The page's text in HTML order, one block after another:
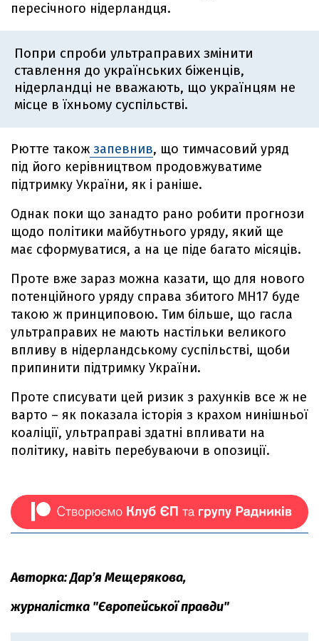
пересічного нідерландця.
Попри спроби ультраправих змінити
ставлення до українських біженців,
нідерландці не вважають, що українцям не
місце в їхньому суспільстві.
Рютте також запевнив, що тимчасовий уряд
під його керівництвом продовжуватиме
підтримку України, як і раніше.
Однак поки що занадто рано робити прогнози
щодо політики майбутнього уряду, який ще
має сформуватися, а на це піде багато місяців.
Проте вже зараз можна казати, що для нового
потенційного уряду справа збитого MH17 буде
такою ж принциповою. Тим більше, що гасла
ультраправих не мають настільки великого
впливу в нідерландському суспільстві, щоби
припинити підтримку України.
Проте списувати цей ризик з рахунків все ж не
варто – як показала історія з крахом нинішньої
коаліції, ультраправі здатні впливати на
політику, навіть перебуваючи в опозиції.
Авторка: Дар’я Мещерякова,
журналістка "Європейської правди"